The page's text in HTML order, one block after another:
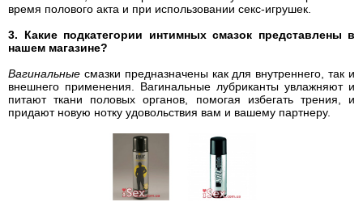
время полового акта и при использовании секc-игрушек.
3. Какие подкатегории интимных смазок представлены в
нашем магазине?
Вагинальные смазки предназначены как для внутреннего, так и
внешнего применения. Вагинальные лубриканты увлажняют и
питают ткани половых органов, помогая избегать трения, и
придают новую нотку удовольствия вам и вашему партнеру.